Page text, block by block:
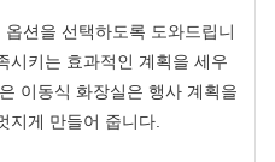
션을 선택하도록 도와드립니
시키는 효과적인 계획을 세우
이동식 화장실은 행사 계획을
지게 만들어 줍니다.